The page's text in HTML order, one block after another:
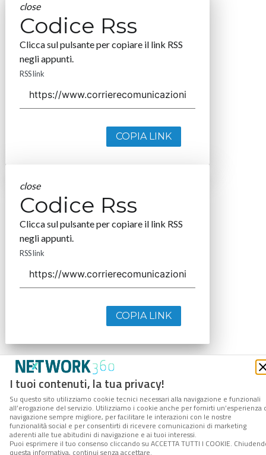
I tuoi contenuti, la tua privacy!
Su questo sito utilizziamo cookie tecnici necessari alla navigazione e funzionali
all’erogazione del servizio. Utilizziamo i cookie anche per fornirti un’esperienza
navigazione sempre migliore, per facilitare le interazioni con le nostre
funzionalità social e per consentirti di ricevere comunicazioni di marketing
aderenti alle tue abitudini di navigazione e ai tuoi interessi.
Puoi esprimere il tuo consenso cliccando su ACCETTA TUTTI I COOKIE.
questa informativa, continui senza accettare.
close
Codice Rss
Clicca sul pulsante per copiare il link RSS
negli appunti.
RSS link
COPIA LINK
close
Codice Rss
Clicca sul pulsante per copiare il link RSS
negli appunti.
RSS link
COPIA LINK